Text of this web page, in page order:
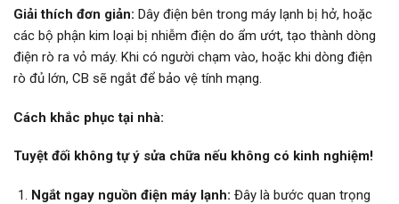
Giải thích đơn giản: Dây điện bên trong máy lạnh bị hở, hoặc
các bộ phận kim loại bị nhiễm điện do ẩm ướt, tạo thành dòng
điện rò ra vỏ máy. Khi có người chạm vào, hoặc khi dòng điện
rò đủ lớn, CB sẽ ngắt để bảo vệ tính mạng.
Cách khắc phục tại nhà:
Tuyệt đối không tự ý sửa chữa nếu không có kinh nghiệm!
Ngắt ngay nguồn điện máy lạnh: Đây là bước quan trọng